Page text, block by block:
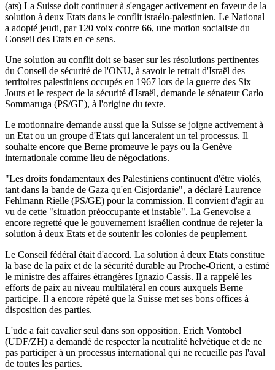
(ats) La Suisse doit continuer à s'engager activement en faveur de la
solution à deux Etats dans le conflit israélo-palestinien. Le National
a adopté jeudi, par 120 voix contre 66, une motion socialiste du
Conseil des Etats en ce sens.
Une solution au conflit doit se baser sur les résolutions pertinentes
du Conseil de sécurité de l'ONU, à savoir le retrait d'Israël des
territoires palestiniens occupés en 1967 lors de la guerre des Six
Jours et le respect de la sécurité d'Israël, demande le sénateur Carlo
Sommaruga (PS/GE), à l'origine du texte.
Le motionnaire demande aussi que la Suisse se joigne activement à
un Etat ou un groupe d'Etats qui lanceraient un tel processus. Il
souhaite encore que Berne promeuve le pays ou la Genève
internationale comme lieu de négociations.
"Les droits fondamentaux des Palestiniens continuent d'être violés,
tant dans la bande de Gaza qu'en Cisjordanie", a déclaré Laurence
Fehlmann Rielle (PS/GE) pour la commission. Il convient d'agir au
vu de cette "situation préoccupante et instable". La Genevoise a
encore regretté que le gouvernement israélien continue de rejeter la
solution à deux Etats et de soutenir les colonies de peuplement.
Le Conseil fédéral était d'accord. La solution à deux Etats constitue
la base de la paix et de la sécurité durable au Proche-Orient, a estimé
le ministre des affaires étrangères Ignazio Cassis. Il a rappelé les
efforts de paix au niveau multilatéral en cours auxquels Berne
participe. Il a encore répété que la Suisse met ses bons offices à
disposition des parties.
L'udc a fait cavalier seul dans son opposition. Erich Vontobel
(UDF/ZH) a demandé de respecter la neutralité helvétique et de ne
pas participer à un processus international qui ne recueille pas l'aval
de toutes les parties.